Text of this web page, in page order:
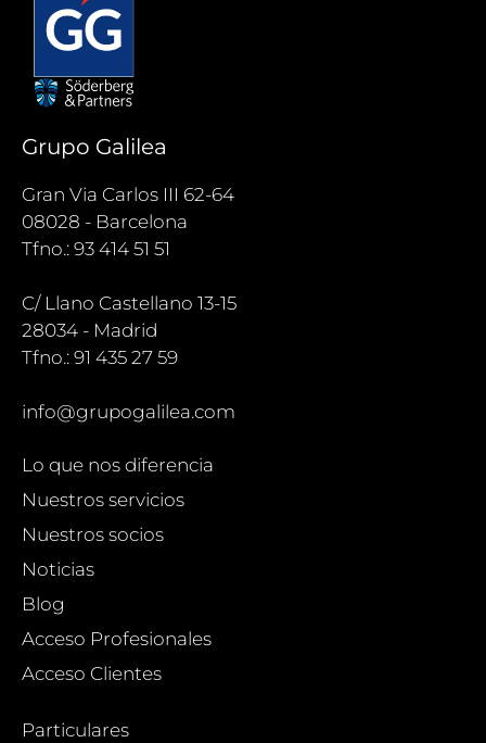
Grupo Galilea
Gran Via Carlos III 62-64
08028 - Barcelona
Tfno.: 93 414 51 51
C/ Llano Castellano 13-15
28034 - Madrid
Tfno.: 91 435 27 59
info@grupogalilea.com
Lo que nos diferencia
Nuestros servicios
Nuestros socios
Noticias
Blog
Acceso Profesionales
Acceso Clientes
Particulares